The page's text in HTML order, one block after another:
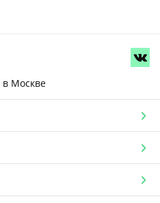
в Москве